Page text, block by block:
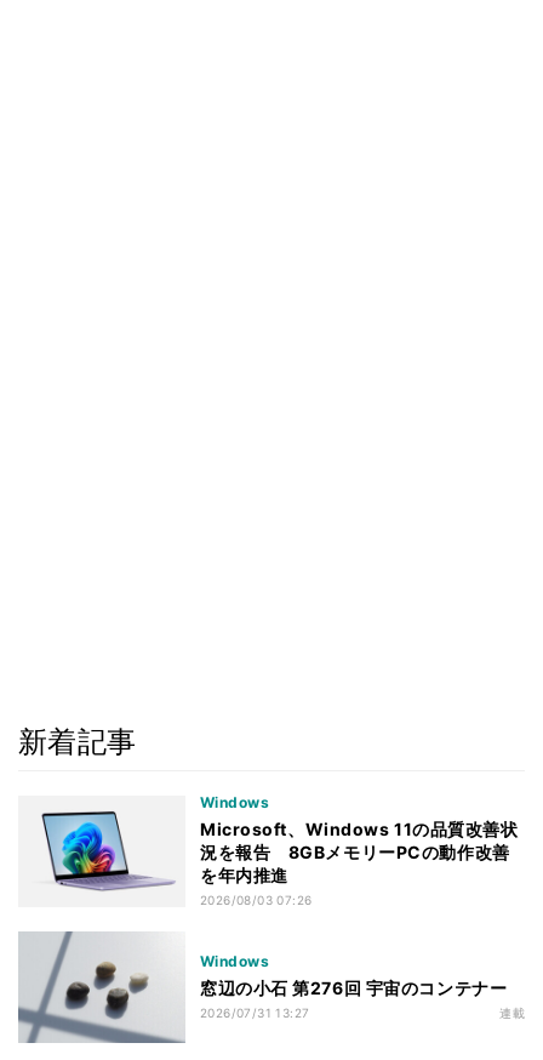
新着記事
Windows
Microsoft、Windows 11の品質改善状
況を報告 8GBメモリーPCの動作改善
を年内推進
2026/08/03 07:26
Windows
窓辺の小石 第276回 宇宙のコンテナー
2026/07/31 13:27 連載